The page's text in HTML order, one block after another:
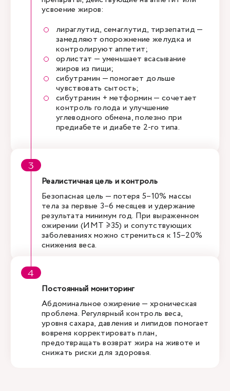
усвоение жиров:
лираглутид, семаглутид, тирзепатид —
замедляют опорожнение желудка и
контролируют аппетит;
орлистат — уменьшает всасывание
жиров из пищи;
сибутрамин — помогает дольше
чувствовать сытость;
сибутрамин + метформин — сочетает
контроль голода и улучшение
углеводного обмена, полезно при
предиабете и диабете 2-го типа.
Реалистичная цель и контроль
Безопасная цель — потеря 5–10% массы
тела за первые 3–6 месяцев и удержание
результата минимум год. При выраженном
ожирении (ИМТ ≥35) и сопутствующих
заболеваниях можно стремиться к 15–20%
снижения веса.
Постоянный мониторинг
Абдоминальное ожирение — хроническая
проблема. Регулярный контроль веса,
уровня сахара, давления и липидов помогает
вовремя корректировать план,
предотвращать возврат жира на животе и
снижать риски для здоровья.